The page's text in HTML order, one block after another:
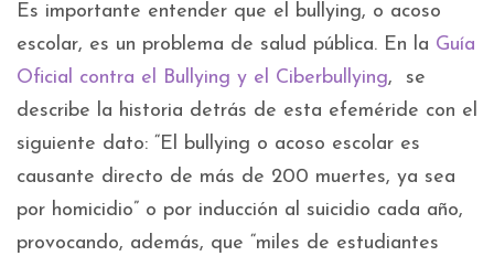
Es importante entender que el bullying, o acoso
escolar, es un problema de salud pública. En la Guía
Oficial contra el Bullying y el Ciberbullying, se
describe la historia detrás de esta efeméride con el
siguiente dato: “El bullying o acoso escolar es
causante directo de más de 200 muertes, ya sea
por homicidio” o por inducción al suicidio cada año,
provocando, además, que “miles de estudiantes